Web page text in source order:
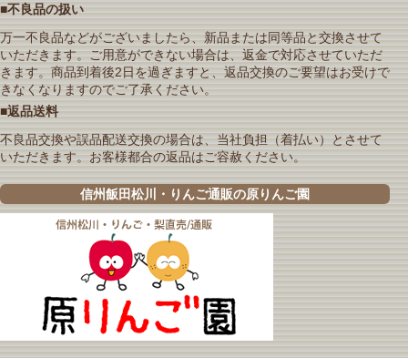
■不良品の扱い
万一不良品などがございましたら、新品または同等品と交換させて
いただきます。ご用意ができない場合は、返金で対応させていただ
きます。商品到着後2日を過ぎますと、返品交換のご要望はお受けで
きなくなりますのでご了承ください。
■返品送料
不良品交換や誤品配送交換の場合は、当社負担（着払い）とさせて
いただきます。お客様都合の返品はご容赦ください。
信州飯田松川・りんご通販の原りんご園